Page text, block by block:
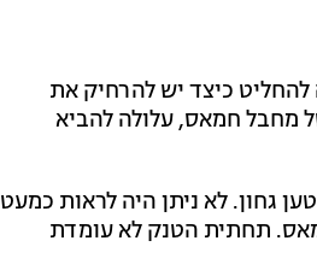
כיצד יש להרחיק את
מחבל חמאס, עלולה להביא
טנק של חטיבה 8, מסוג מרכבה 3, עולה על מטען גחון. לא ניתן היה לראות כמעט
תחתית הטנק לא עומדת